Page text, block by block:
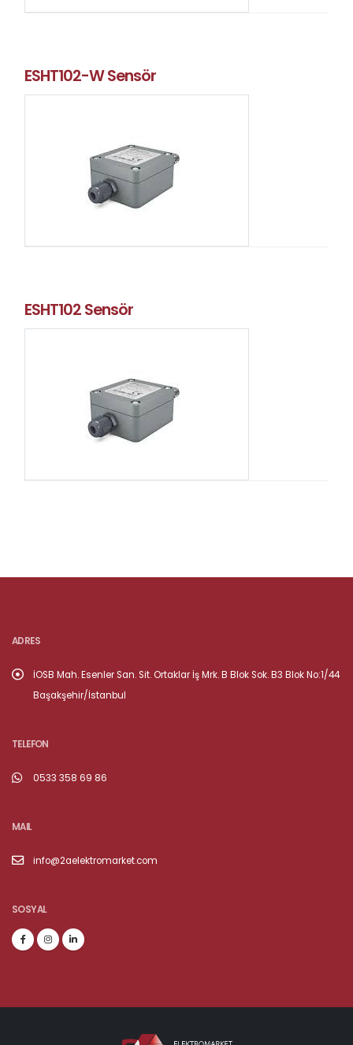
ESHT102-W Sensör
ESHT102 Sensör
ADRES
İOSB Mah. Esenler San. Sit. Ortaklar İş Mrk. B Blok Sok. B3 Blok No:1/44
Başakşehir/İstanbul
TELEFON
0533 358 69 86
MAIL
info@2aelektromarket.com
SOSYAL